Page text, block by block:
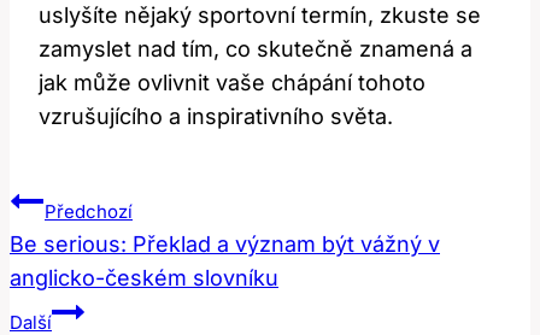
uslyšíte nějaký sportovní termín, zkuste se
zamyslet nad tím, co skutečně znamená a
jak může ovlivnit vaše chápání tohoto
vzrušujícího a inspirativního světa.
Navigace
Pro
Příspěvek
Předchozí
Be serious: Překlad a význam být vážný v
anglicko-českém slovníku
Další